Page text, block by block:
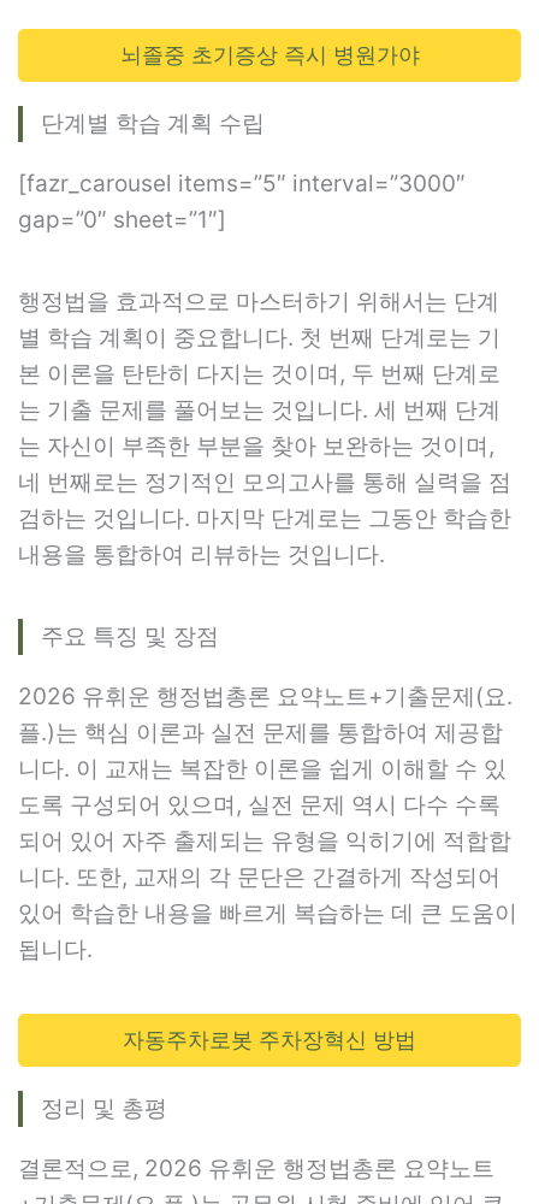
뇌졸중 초기증상 즉시 병원가야
단계별 학습 계획 수립
[fazr_carousel items=”5″ interval=”3000″
gap=”0″ sheet=”1″]
행정법을 효과적으로 마스터하기 위해서는 단계
별 학습 계획이 중요합니다. 첫 번째 단계로는 기
본 이론을 탄탄히 다지는 것이며, 두 번째 단계로
는 기출 문제를 풀어보는 것입니다. 세 번째 단계
는 자신이 부족한 부분을 찾아 보완하는 것이며,
네 번째로는 정기적인 모의고사를 통해 실력을 점
검하는 것입니다. 마지막 단계로는 그동안 학습한
내용을 통합하여 리뷰하는 것입니다.
주요 특징 및 장점
2026 유휘운 행정법총론 요약노트+기출문제(요.
플.)는 핵심 이론과 실전 문제를 통합하여 제공합
니다. 이 교재는 복잡한 이론을 쉽게 이해할 수 있
도록 구성되어 있으며, 실전 문제 역시 다수 수록
되어 있어 자주 출제되는 유형을 익히기에 적합합
니다. 또한, 교재의 각 문단은 간결하게 작성되어
있어 학습한 내용을 빠르게 복습하는 데 큰 도움이
됩니다.
자동주차로봇 주차장혁신 방법
정리 및 총평
결론적으로, 2026 유휘운 행정법총론 요약노트